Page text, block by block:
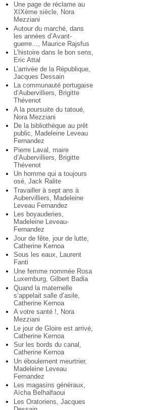
Une page de réclame au
XIXème siècle, Nora
Mezziani
Autour du marché, dans
les années d’Avant-
guerre..., Maurice Rajsfus
L’histoire dans le bon sens,
Eric Attal
L’arrivée de la République,
Jacques Dessain
La communauté portugaise
d’Aubervilliers, Brigitte
Thévenot
A la poursuite du tatoué,
Nora Mezziani
De la bibliothèque au prêt
public, Madeleine Leveau
Fernandez
Pierre Laval, maire
d’Aubervilliers, Brigitte
Thévenot
Un homme qui a toujours
osé, Jack Ralite
Travailler à sept ans à
Aubervilliers, Madeleine
Leveau Fernandez
Les boyauderies,
Madeleine Leveau-
Fernandez
Jour de fête, jour de lutte,
Catherine Kernoa
Sous les eaux, Laurent
Fanti
Une femme nommée Rosa
Luxemburg, Gilbert Badia
Quand la maternelle
s’appelait salle d’asile,
Catherine Kernoa
A votre santé !, Nora
Mezziani
Le jour de Gloire est arrivé,
Catherine Kernoa
Sur les bords du canal,
Catherine Kernoa
Un éboulement meurtrier,
Madeleine Leveau
Fernandez
Les magasins généraux,
Aïcha Belhalfaoui
Les Oratoriens, Jacques